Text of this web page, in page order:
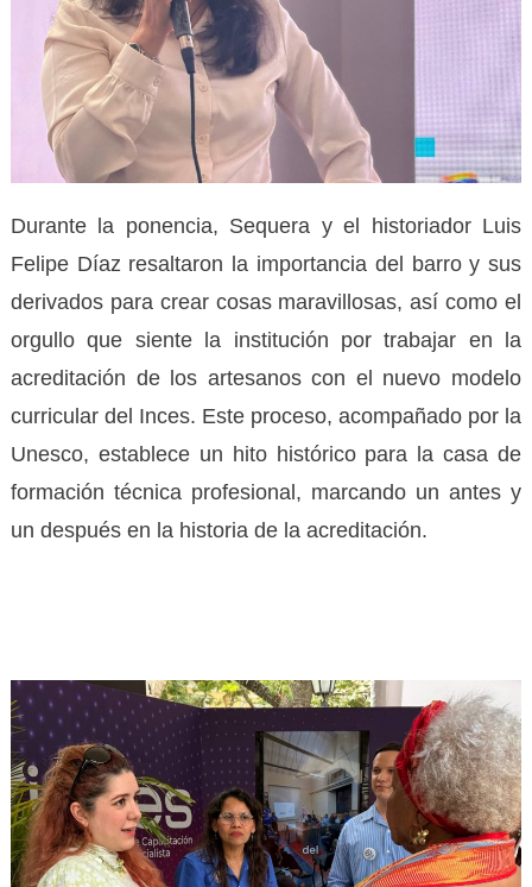
Durante la ponencia, Sequera y el historiador Luis
Felipe Díaz resaltaron la importancia del barro y sus
derivados para crear cosas maravillosas, así como el
orgullo que siente la institución por trabajar en la
acreditación de los artesanos con el nuevo modelo
curricular del Inces. Este proceso, acompañado por la
Unesco, establece un hito histórico para la casa de
formación técnica profesional, marcando un antes y
un después en la historia de la acreditación.